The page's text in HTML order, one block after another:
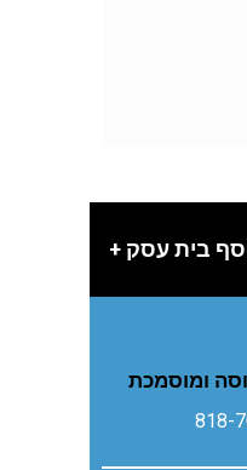
בית עסק +
ומוסמכת
818-